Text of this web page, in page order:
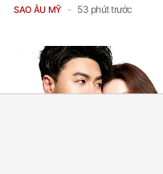
SAO ÂU MỸ 53 phút trước